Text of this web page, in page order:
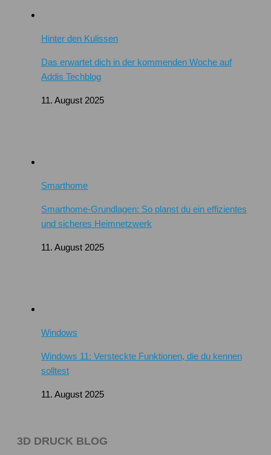
Hinter den Kulissen
Das erwartet dich in der kommenden Woche auf
Addis Techblog
11. August 2025
Smarthome
Smarthome-Grundlagen: So planst du ein effizientes
und sicheres Heimnetzwerk
11. August 2025
Windows
Windows 11: Versteckte Funktionen, die du kennen
solltest
11. August 2025
3D DRUCK BLOG